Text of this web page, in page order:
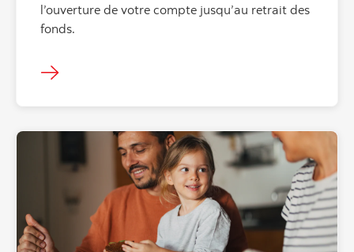
l’ouverture de votre compte jusqu’au retrait des
fonds.